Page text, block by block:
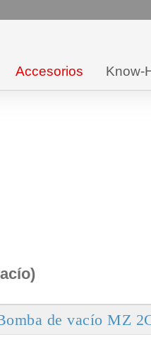
Accesorios Know-
de vacío MZ